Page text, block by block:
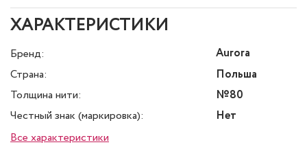
ХАРАКТЕРИСТИКИ
Бренд:
Aurora
Страна:
Польша
Толщина нити:
№80
Честный знак (маркировка):
Нет
Все характеристики